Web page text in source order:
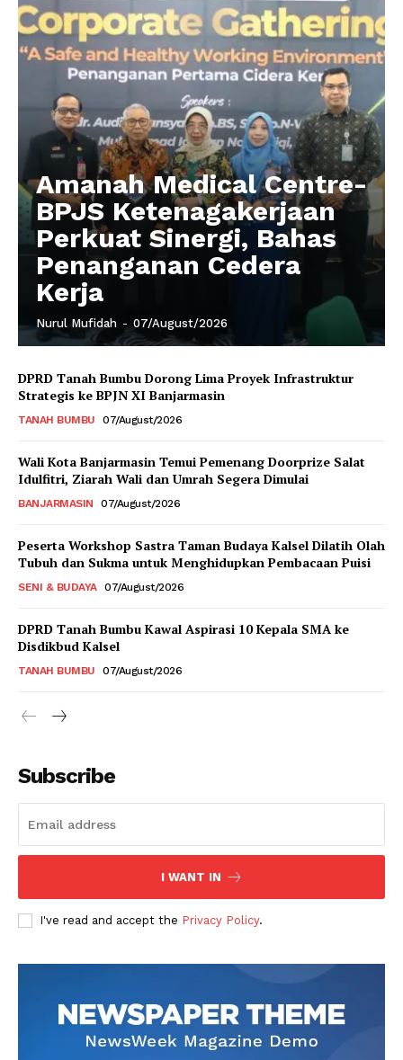
Amanah Medical Centre-
BPJS Ketenagakerjaan
Perkuat Sinergi, Bahas
Penanganan Cedera
Kerja
Nurul Mufidah - 07/August/2026
DPRD Tanah Bumbu Dorong Lima Proyek Infrastruktur
Strategis ke BPJN XI Banjarmasin
TANAH BUMBU 07/August/2026
Wali Kota Banjarmasin Temui Pemenang Doorprize Salat
Idulfitri, Ziarah Wali dan Umrah Segera Dimulai
BANJARMASIN 07/August/2026
Peserta Workshop Sastra Taman Budaya Kalsel Dilatih Olah
Tubuh dan Sukma untuk Menghidupkan Pembacaan Puisi
SENI & BUDAYA 07/August/2026
DPRD Tanah Bumbu Kawal Aspirasi 10 Kepala SMA ke
Disdikbud Kalsel
TANAH BUMBU 07/August/2026
Subscribe
I WANT IN
I've read and accept the Privacy Policy.